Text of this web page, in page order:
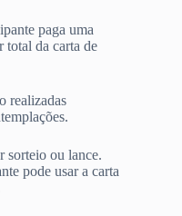
paga uma
total da carta de
realizadas
sorteio ou lance.
pode usar a carta